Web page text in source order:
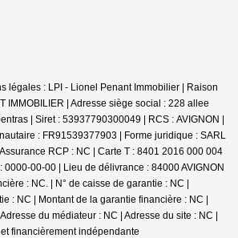
légales : LPI - Lionel Penant Immobilier | Raison
IMMOBILIER | Adresse siège social : 228 allee
| Siret : 53937790300049 | RCS : AVIGNON |
: FR91539377903 | Forme juridique : SARL
RCP : NC | Carte T : 8401 2016 000 004
0000-00-00 | Lieu de délivrance : 84000 AVIGNON
: NC. | N° de caisse de garantie : NC |
: NC | Montant de la garantie financière : NC |
du médiateur : NC | Adresse du site : NC |
financièrement indépendante